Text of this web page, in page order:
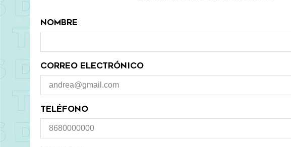
NOMBRE
CORREO ELECTRÓNICO
TELÉFONO